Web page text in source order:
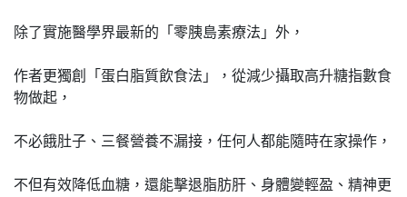
除了實施醫學界最新的「零胰島素療法」外，
作者更獨創「蛋白脂質飲食法」，從減少攝取高升糖指數食
物做起，
不必餓肚子、三餐營養不漏接，任何人都能隨時在家操作，
不但有效降低血糖，還能擊退脂肪肝、身體變輕盈、精神更